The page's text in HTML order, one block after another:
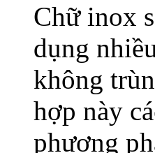
Chữ inox
dụng
không
hợp này
phương